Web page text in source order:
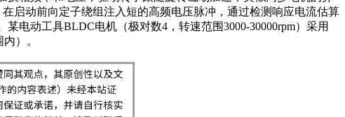
启动前向定子绕组注入短的高频电压脉冲，通过检测响应电流估算
电动工具BLDC电机（极对数4，转速范围3000-30000rpm）采用
）。